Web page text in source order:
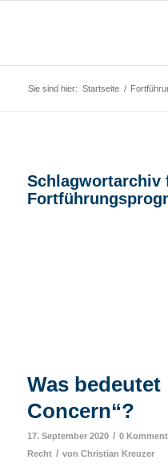
Sie sind hier: Startseite /
Schlagwortarchiv
Was bedeutet
Concern“?
17. September 2020 / 0
Recht / von Christian Kreuzer